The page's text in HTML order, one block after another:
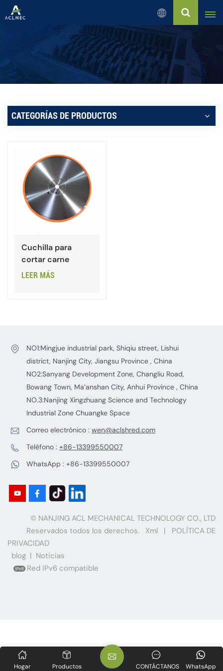
Español
English
Русский
Español
CATEGORÍAS DE PRODUCTOS
Cuchilla para
cortar carne
LEER MÁS
NO1:Mingjue industrial park, Shiqiu street, Lishui
district, Nanjing City, Jiangsu Province , China
NO2:Sanyang Development Zone, Changliu Road,
Bowang Town, Ma’anshan City, Anhui Province , China
NO.3:Nanjing Xingzhuang Science and Technology
Industrial Zone Chuangke Space
Correo electrónico : wen@aclshred.com
Teléfono : +86-13399550007
WhatsApp : +86-13399550007
© NANJING ACL MECHANICAL TECHNOLOGY CO., LTD
Reservados todos los derechos.
Xml |
POLÍTICA DE
PRIVACIDAD
blog | Noticias
Red IPv6 compatible
Hogar Productos WhatsApp
CONTÁCTANOS